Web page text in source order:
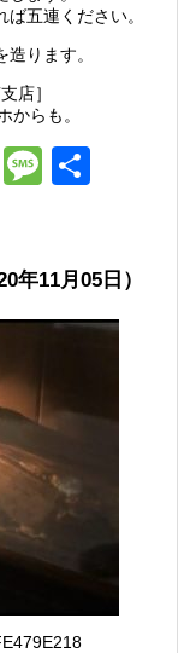
五連ください。
ります。
店］
からも。
Line
年11月05日）